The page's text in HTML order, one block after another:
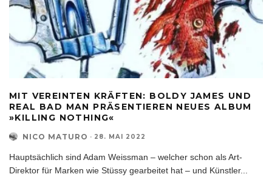
MIT VEREINTEN KRÄFTEN: BOLDY JAMES UND
REAL BAD MAN PRÄSENTIEREN NEUES ALBUM
»KILLING NOTHING«
NICO MATURO · 28. MAI 2022
Hauptsächlich sind Adam Weissman – welcher schon als Art-
Direktor für Marken wie Stüssy gearbeitet hat – und Künstler...